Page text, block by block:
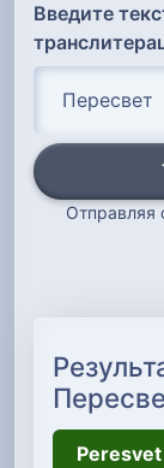
Введите
Отправляя
Peresvet